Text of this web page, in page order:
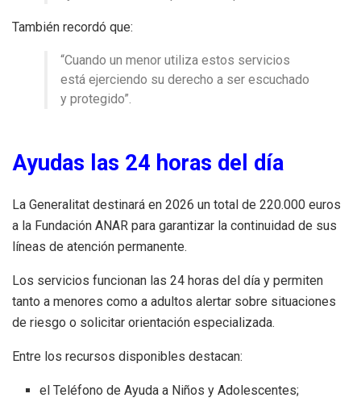
También recordó que:
“Cuando un menor utiliza estos servicios
está ejerciendo su derecho a ser escuchado
y protegido”.
Ayudas las 24 horas del día
La Generalitat destinará en 2026 un total de 220.000 euros
a la Fundación ANAR para garantizar la continuidad de sus
líneas de atención permanente.
Los servicios funcionan las 24 horas del día y permiten
tanto a menores como a adultos alertar sobre situaciones
de riesgo o solicitar orientación especializada.
Entre los recursos disponibles destacan:
el Teléfono de Ayuda a Niños y Adolescentes;